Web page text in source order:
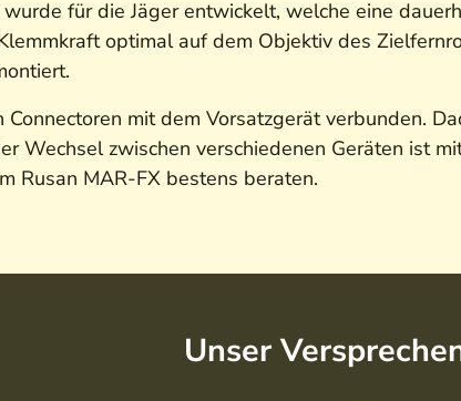
für die Jäger entwickelt, welche eine
optimal auf dem Objektiv des
mit dem Vorsatzgerät verbunden.
Wechsel zwischen verschiedenen Geräten ist
Rusan MAR-FX bestens beraten.
Unser